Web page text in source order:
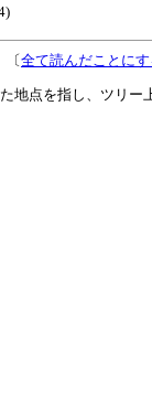
〔全て読んだことに
地点を指し、ツリ